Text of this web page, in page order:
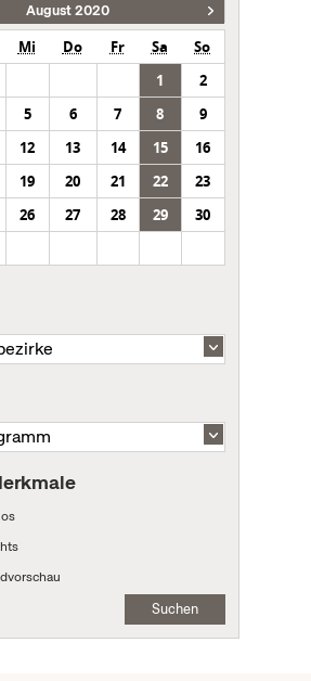
August 2020
Mi Do Fr Sa
So
1
2
5 6 7 8
9
12 13 14 15
16
19 20 21 22
23
26 27 28 29
30
Suchen